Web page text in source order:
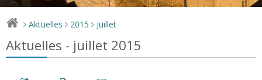
> Aktuelles > 2015 > Juillet
Aktuelles - juillet 2015